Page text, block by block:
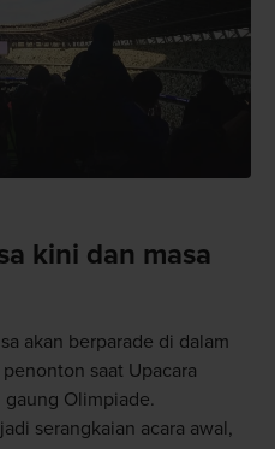
kini dan masa
akan berparade di dalam
saat Upacara
gaung Olimpiade.
serangkaian acara awal,